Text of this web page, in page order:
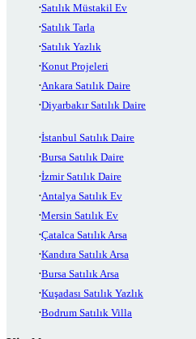
Satılık Müstakil Ev
Satılık Tarla
Satılık Yazlık
Konut Projeleri
Ankara Satılık Daire
Diyarbakır Satılık Daire
İstanbul Satılık Daire
Bursa Satılık Daire
İzmir Satılık Daire
Antalya Satılık Ev
Mersin Satılık Ev
Çatalca Satılık Arsa
Kandıra Satılık Arsa
Bursa Satılık Arsa
Kuşadası Satılık Yazlık
Bodrum Satılık Villa